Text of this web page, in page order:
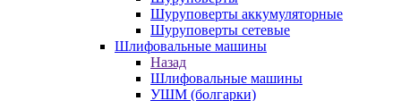
Шуруповерты аккумуляторные
Шуруповерты сетевые
Шлифовальные машины
Назад
Шлифовальные машины
УШМ (болгарки)